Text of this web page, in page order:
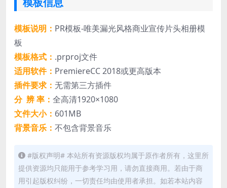
模板说明： PR模板-唯美漏光风格商业宣传片头相册模
板
模板格式： .prproj文件
适用软件： PremiereCC 2018或更高版本
插件要求： 无需第三方插件
分 辨 率： 全高清1920×1080
文件大小： 601MB
背景音乐： 不包含背景音乐
#版权声明# 本站所有资源版权均属于原作者所有，这里所
提供资源均只能用于参考学习用，请勿直接商用。若由于商
用引起版权纠纷，一切责任均由使用者承担。如若本站内容